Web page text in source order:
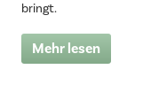
bringt.
Mehr lesen